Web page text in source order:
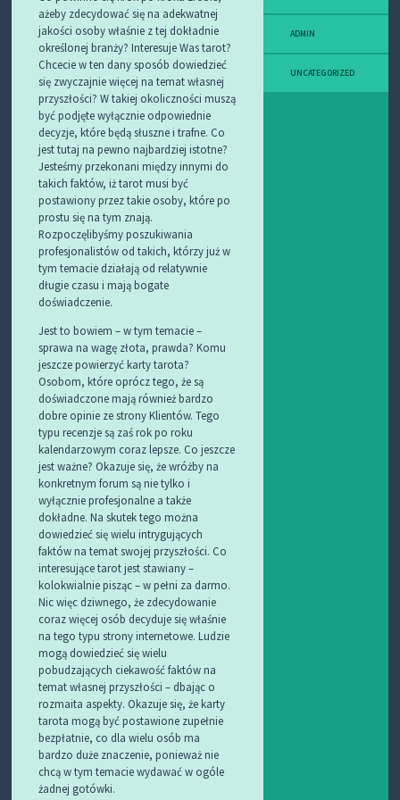
ażeby zdecydować się na adekwatnej
jakości osoby właśnie z tej dokładnie
określonej branży? Interesuje Was tarot?
Chcecie w ten dany sposób dowiedzieć
się zwyczajnie więcej na temat własnej
przyszłości? W takiej okoliczności muszą
być podjęte wyłącznie odpowiednie
decyzje, które będą słuszne i trafne. Co
jest tutaj na pewno najbardziej istotne?
Jesteśmy przekonani między innymi do
takich faktów, iż tarot musi być
postawiony przez takie osoby, które po
prostu się na tym znają.
Rozpoczęlibyśmy poszukiwania
profesjonalistów od takich, którzy już w
tym temacie działają od relatywnie
długie czasu i mają bogate
doświadczenie.
Jest to bowiem – w tym temacie –
sprawa na wagę złota, prawda? Komu
jeszcze powierzyć karty tarota?
Osobom, które oprócz tego, że są
doświadczone mają również bardzo
dobre opinie ze strony Klientów. Tego
typu recenzje są zaś rok po roku
kalendarzowym coraz lepsze. Co jeszcze
jest ważne? Okazuje się, że wróżby na
konkretnym forum są nie tylko i
wyłącznie profesjonalne a także
dokładne. Na skutek tego można
dowiedzieć się wielu intrygujących
faktów na temat swojej przyszłości. Co
interesujące tarot jest stawiany –
kolokwialnie pisząc – w pełni za darmo.
Nic więc dziwnego, że zdecydowanie
coraz więcej osób decyduje się właśnie
na tego typu strony internetowe. Ludzie
mogą dowiedzieć się wielu
pobudzających ciekawość faktów na
temat własnej przyszłości – dbając o
rozmaita aspekty. Okazuje się, że karty
tarota mogą być postawione zupełnie
bezpłatnie, co dla wielu osób ma
bardzo duże znaczenie, ponieważ nie
chcą w tym temacie wydawać w ogóle
żadnej gotówki.
ADMIN
UNCATEGORIZED